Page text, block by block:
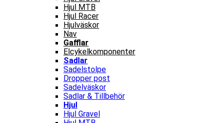
Hjul MTB
Hjul Racer
Hjulväskor
Nav
Gafflar
Elcykelkomponenter
Sadlar
Sadelstolpe
Dropper post
Sadelväskor
Sadlar & Tillbehör
Hjul
Hjul Gravel